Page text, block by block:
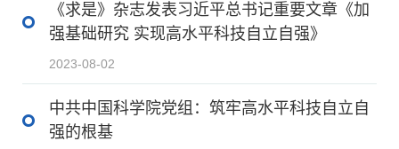
《求是》杂志发表习近平总书记重要文章《加
强基础研究 实现高水平科技自立自强》
2023-08-02
中共中国科学院党组：筑牢高水平科技自立自
强的根基